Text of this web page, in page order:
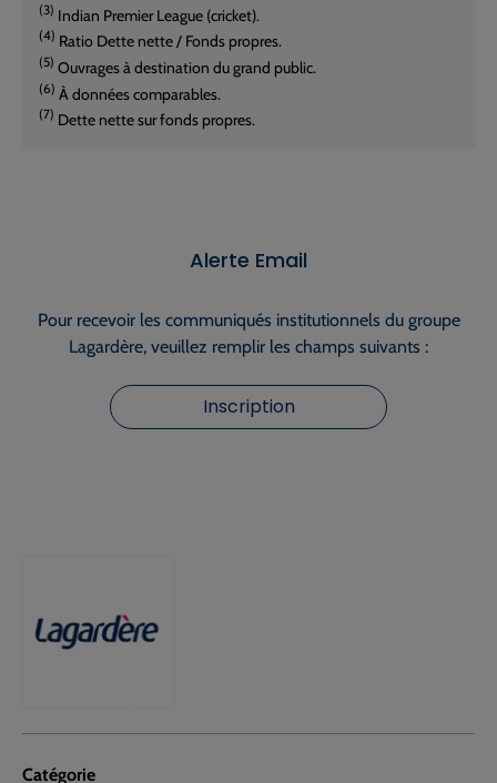
Catégorie
(3) Indian Premier League (cricket).
(4) Ratio Dette nette / Fonds propres.
(5) Ouvrages à destination du grand public.
(6) À données comparables.
(7) Dette nette sur fonds propres.
Alerte Email
Pour recevoir les communiqués institutionnels du groupe
Lagardère, veuillez remplir les champs suivants :
Inscription